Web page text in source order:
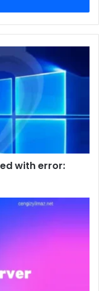
with error: